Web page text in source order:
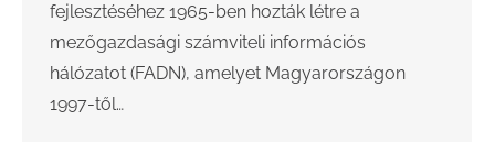
fejlesztéséhez 1965-ben hozták létre a
mezőgazdasági számviteli információs
hálózatot (FADN), amelyet Magyarországon
1997-től…